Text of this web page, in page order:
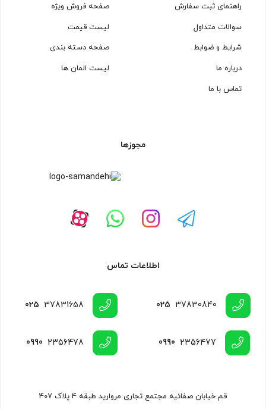
راهنمای ثبت سفارش
سوالات متداول
شرایط و ضوابط
درباره ما
تماس با ما
صفحه فروش ویژه
لیست قیمت
صفحه دسته بندی
لیست المان ها
مجوزها
اطلاعات تماس
025 37830840
025 37831658
0990 2356477
0990 2356478
قم خیابان صفائیه مجتمع تجاری مروارید طبقه 4 پلاک 407